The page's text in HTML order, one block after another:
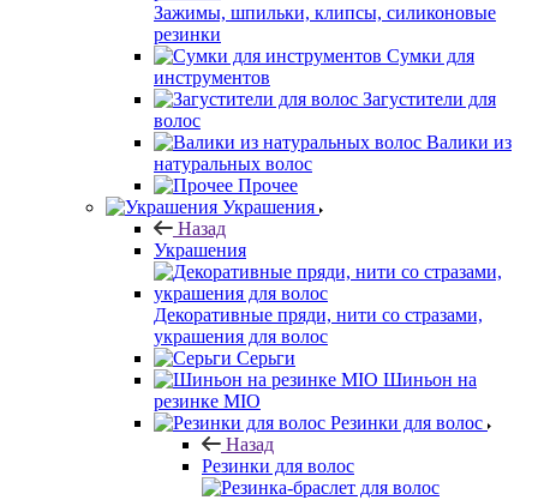
Зажимы, шпильки, клипсы, силиконовые
резинки
Сумки для
инструментов
Загустители для
волос
Валики из
натуральных волос
Прочее
Украшения
Назад
Украшения
Декоративные пряди, нити со стразами,
украшения для волос
Серьги
Шиньон на
резинке MIO
Резинки для волос
Назад
Резинки для волос